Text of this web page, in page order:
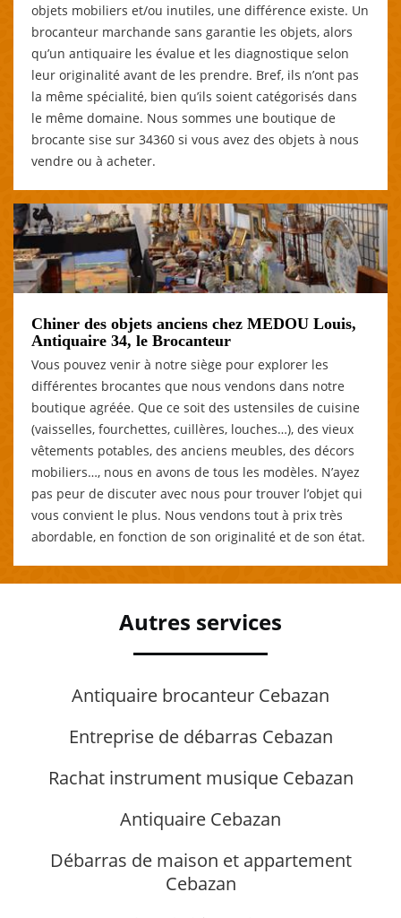
objets mobiliers et/ou inutiles, une différence existe. Un
brocanteur marchande sans garantie les objets, alors
qu’un antiquaire les évalue et les diagnostique selon
leur originalité avant de les prendre. Bref, ils n’ont pas
la même spécialité, bien qu’ils soient catégorisés dans
le même domaine. Nous sommes une boutique de
brocante sise sur 34360 si vous avez des objets à nous
vendre ou à acheter.
Chiner des objets anciens chez MEDOU Louis,
Antiquaire 34, le Brocanteur
Vous pouvez venir à notre siège pour explorer les
différentes brocantes que nous vendons dans notre
boutique agréée. Que ce soit des ustensiles de cuisine
(vaisselles, fourchettes, cuillères, louches…), des vieux
vêtements potables, des anciens meubles, des décors
mobiliers…, nous en avons de tous les modèles. N’ayez
pas peur de discuter avec nous pour trouver l’objet qui
vous convient le plus. Nous vendons tout à prix très
abordable, en fonction de son originalité et de son état.
Autres services
Antiquaire brocanteur Cebazan
Entreprise de débarras Cebazan
Rachat instrument musique Cebazan
Antiquaire Cebazan
Débarras de maison et appartement
Cebazan